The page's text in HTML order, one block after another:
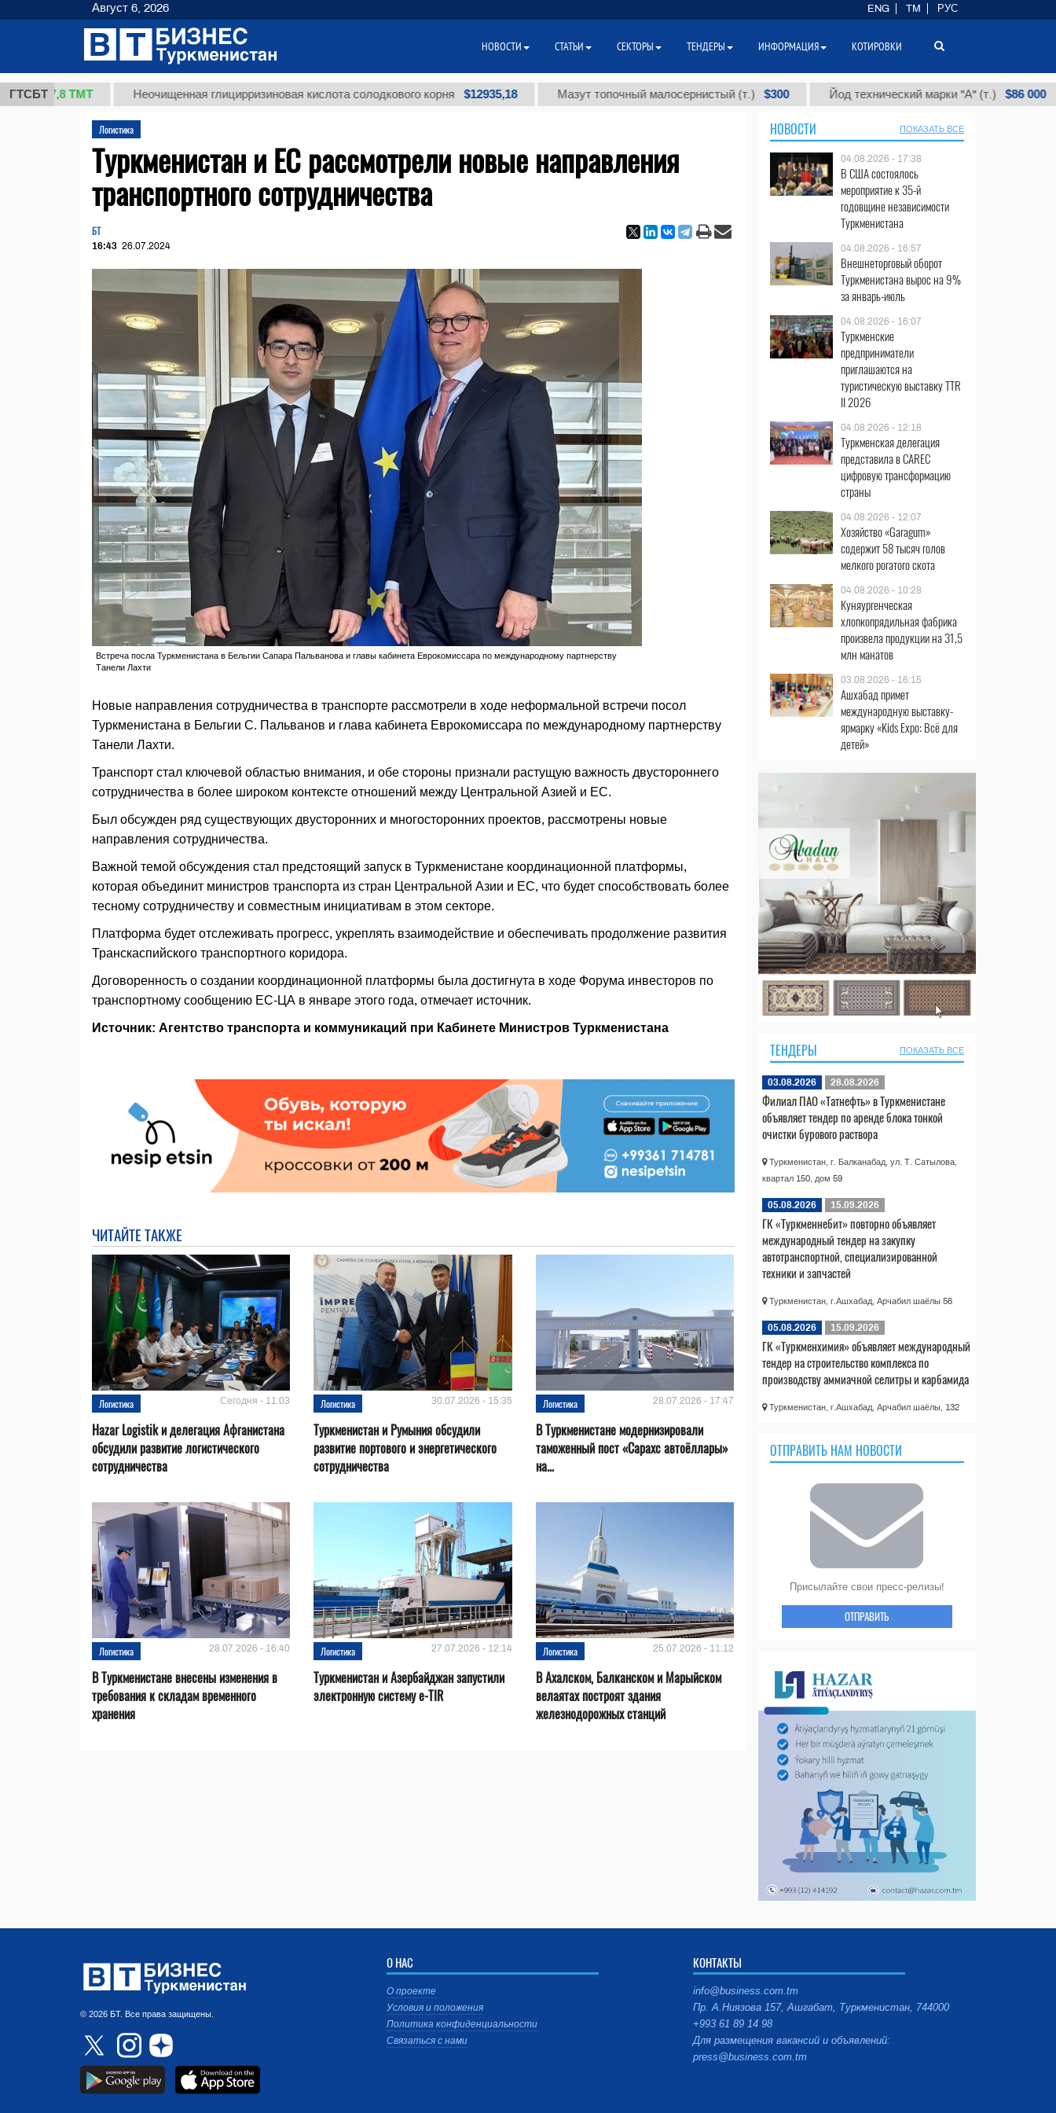
ГТСБТ
37,8 ТМТ Неочищенная глицирризиновая кислота солодкового корня $12935,18 Мазут топочный малосернистый (т.) $300 Йод технический марки "А" (т.) $86 000
Логистика
Туркменистан и ЕС рассмотрели новые направления
транспортного сотрудничества
БТ
16:43 26.07.2024
Встреча посла Туркменистана в Бельгии Сапара Пальванова и главы кабинета Еврокомиссара по международному партнерству
Танели Лахти
Новые направления сотрудничества в транспорте рассмотрели в ходе неформальной встречи посол
Туркменистана в Бельгии С. Пальванов и глава кабинета Еврокомиссара по международному партнерству
Танели Лахти.
Транспорт стал ключевой областью внимания, и обе стороны признали растущую важность двустороннего
сотрудничества в более широком контексте отношений между Центральной Азией и ЕС.
Был обсужден ряд существующих двусторонних и многосторонних проектов, рассмотрены новые
направления сотрудничества.
Важной темой обсуждения стал предстоящий запуск в Туркменистане координационной платформы,
которая объединит министров транспорта из стран Центральной Азии и ЕС, что будет способствовать более
тесному сотрудничеству и совместным инициативам в этом секторе.
Платформа будет отслеживать прогресс, укреплять взаимодействие и обеспечивать продолжение развития
Транскаспийского транспортного коридора.
Договоренность о создании координационной платформы была достигнута в ходе Форума инвесторов по
транспортному сообщению ЕС-ЦА в январе этого года, отмечает источник.
Источник: Агентство транспорта и коммуникаций при Кабинете Министров Туркменистана
ЧИТАЙТЕ ТАКЖЕ
Логистика Сегодня - 11:03
Hazar Logistik и делегация Афганистана
обсудили развитие логистического
сотрудничества
Логистика 30.07.2026 - 15:35
Туркменистан и Румыния обсудили
развитие портового и энергетического
сотрудничества
Логистика 28.07.2026 - 17:47
В Туркменистане модернизировали
таможенный пост «Сарахс автоёллары»
на...
Логистика 28.07.2026 - 16:40
В Туркменистане внесены изменения в
требования к складам временного
хранения
Логистика 27.07.2026 - 12:14
Туркменистан и Азербайджан запустили
электронную систему e-TIR
Логистика 25.07.2026 - 11:12
В Ахалском, Балканском и Марыйском
велаятах построят здания
железнодорожных станций
НОВОСТИ ПОКАЗАТЬ ВСЕ
04.08.2026 - 17:38
В США состоялось
мероприятие к 35-й
годовщине независимости
Туркменистана
04.08.2026 - 16:57
Внешнеторговый оборот
Туркменистана вырос на 9%
за январь-июль
04.08.2026 - 16:07
Туркменские
предприниматели
приглашаются на
туристическую выставку TTR
II 2026
04.08.2026 - 12:18
Туркменская делегация
представила в CAREC
цифровую трансформацию
страны
04.08.2026 - 12:07
Хозяйство «Garagum»
содержит 58 тысяч голов
мелкого рогатого скота
04.08.2026 - 10:28
Куняургенческая
хлопкопрядильная фабрика
произвела продукции на 31,5
млн манатов
03.08.2026 - 16:15
Ашхабад примет
международную выставку-
ярмарку «Kids Expo: Всё для
детей»
ТЕНДЕРЫ ПОКАЗАТЬ ВСЕ
03.08.2026 28.08.2026
Филиал ПАО «Татнефть» в Туркменистане
объявляет тендер по аренде блока тонкой
очистки бурового раствора
Туркменистан, г. Балканабад, ул. Т. Сатылова,
квартал 150, дом 59
05.08.2026 15.09.2026
ГК «Туркменнебит» повторно объявляет
международный тендер на закупку
автотранспортной, специализированной
техники и запчастей
Туркменистан, г.Ашхабад, Арчабил шаёлы 56
05.08.2026 15.09.2026
ГК «Туркменхимия» объявляет международный
тендер на строительство комплекса по
производству аммиачной селитры и карбамида
Туркменистан, г.Ашхабад, Арчабил шаёлы, 132
ОТПРАВИТЬ НАМ НОВОСТИ
Присылайте свои пресс-релизы!
ОТПРАВИТЬ
© 2026 БТ. Все права защищены.
О НАС
О проекте
Условия и положения
Политика конфиденциальности
Связаться с нами
КОНТАКТЫ
info@business.com.tm
Пр. А.Ниязова 157, Ашгабат, Туркменистан, 744000
+993 61 89 14 98
Для размещения вакансий и объявлений:
press@business.com.tm
Август 6, 2026 ENG TM РУС
НОВОСТИ СТАТЬИ СЕКТОРЫ ТЕНДЕРЫ ИНФОРМАЦИЯ КОТИРОВКИ